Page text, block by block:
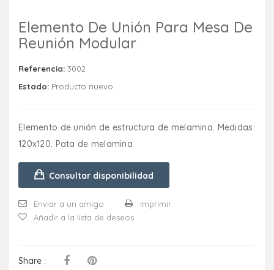
Elemento De Unión Para Mesa De
Reunión Modular
Referencia: 3002
Estado: Producto nuevo
Elemento de unión de estructura de melamina. Medidas:
120x120. Pata de melamina
Consultar disponibilidad
Enviar a un amigo
Imprimir
Añadir a la lista de deseos
Share :